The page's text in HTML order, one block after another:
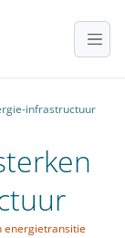
infrastructuur
energietransitie